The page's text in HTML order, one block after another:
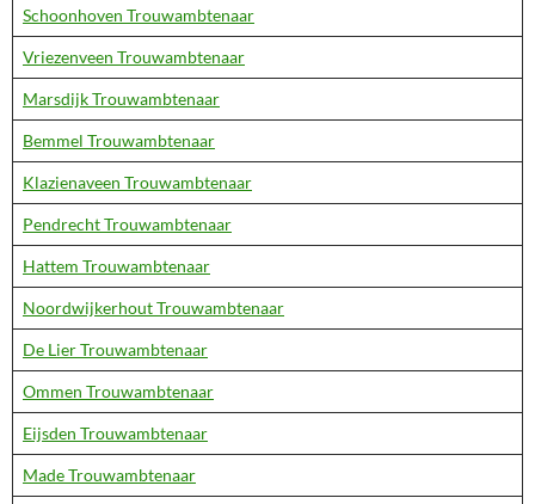
Schoonhoven Trouwambtenaar
Vriezenveen Trouwambtenaar
Marsdijk Trouwambtenaar
Bemmel Trouwambtenaar
Klazienaveen Trouwambtenaar
Pendrecht Trouwambtenaar
Hattem Trouwambtenaar
Noordwijkerhout Trouwambtenaar
De Lier Trouwambtenaar
Ommen Trouwambtenaar
Eijsden Trouwambtenaar
Made Trouwambtenaar